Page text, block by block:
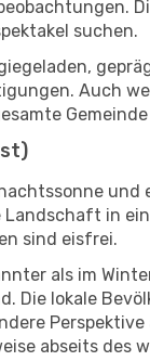
suchen.
Auch
in
sind eisfrei.
als im
Die lokale
abseits des